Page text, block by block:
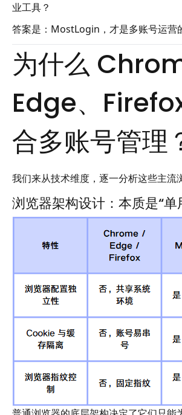
业工具？
答案是：MostLogin，才是多账号运营
为什么
Edge、
合多账号管理
我们来从技术维度，逐一分析这些主流
浏览器架构设计：本质是“单